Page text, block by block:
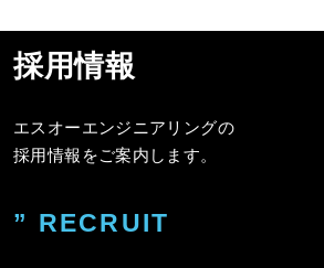
採用情報
エスオーエンジニアリングの
採用情報をご案内します。
” RECRUIT